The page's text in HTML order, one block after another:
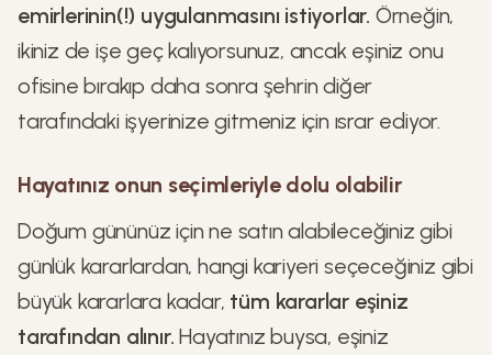
emirlerinin(!) uygulanmasını istiyorlar. Örneğin,
ikiniz de işe geç kalıyorsunuz, ancak eşiniz onu
ofisine bırakıp daha sonra şehrin diğer
tarafındaki işyerinize gitmeniz için ısrar ediyor.
Hayatınız onun seçimleriyle dolu olabilir
Doğum gününüz için ne satın alabileceğiniz gibi
günlük kararlardan, hangi kariyeri seçeceğiniz gibi
büyük kararlara kadar, tüm kararlar eşiniz
tarafından alınır. Hayatınız buysa, eşiniz